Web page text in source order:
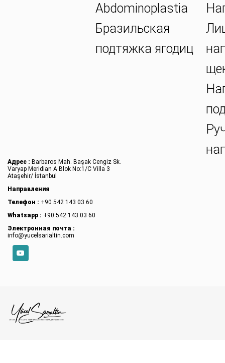
Abdominoplastia
Бразильская
подтяжка ягодиц
Адрес : Barbaros Mah. Başak Cengiz Sk.
Varyap Meridian A Blok No:1/C Villa 3
Ataşehir/ İstanbul
Направления
Телефон : +90 542 143 03 60
Whatsapp : +90 542 143 03 60
Электронная почта :
info@yucelsarialtin.com
YouTube